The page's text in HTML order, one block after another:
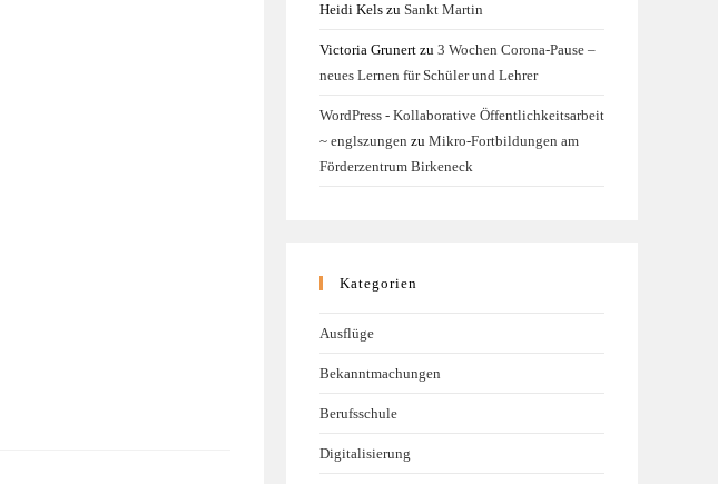
Heidi Kels zu Sankt Martin
Victoria Grunert zu 3 Wochen Corona-Pause –
neues Lernen für Schüler und Lehrer
WordPress - Kollaborative Öffentlichkeitsarbeit
~ englszungen zu Mikro-Fortbildungen am
Förderzentrum Birkeneck
Kategorien
Ausflüge
Bekanntmachungen
Berufsschule
Digitalisierung